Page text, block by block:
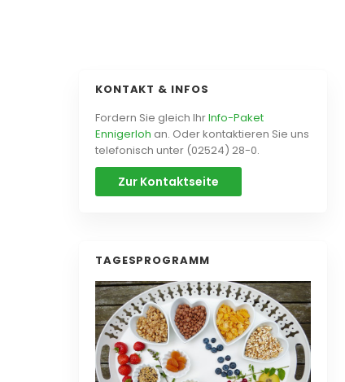
KONTAKT & INFOS
Fordern Sie gleich IhrInfo-Paket
Ennigerloh an. Oder kontaktieren Sie uns
telefonisch unter (02524) 28-0.
Zur Kontaktseite
TAGESPROGRAMM